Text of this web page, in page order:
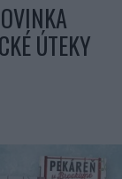
ÚTEKY